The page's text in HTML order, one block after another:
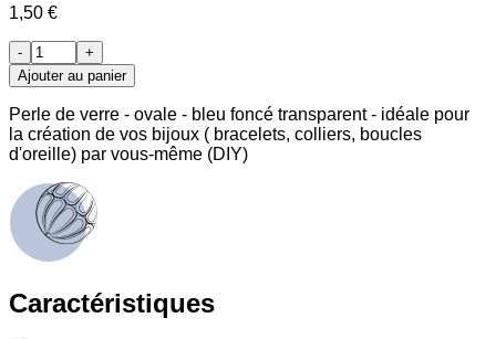
1,50 €
-
+
Ajouter au panier
Perle de verre - ovale - bleu foncé transparent - idéale pour
la création de vos bijoux ( bracelets, colliers, boucles
d'oreille) par vous-même (DIY)
Caractéristiques